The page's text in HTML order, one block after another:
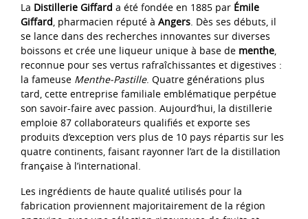
La Distillerie Giffard a été fondée en 1885 par Émile
Giffard, pharmacien réputé à Angers. Dès ses débuts, il
se lance dans des recherches innovantes sur diverses
boissons et crée une liqueur unique à base de menthe,
reconnue pour ses vertus rafraîchissantes et digestives :
la fameuse Menthe-Pastille. Quatre générations plus
tard, cette entreprise familiale emblématique perpétue
son savoir-faire avec passion. Aujourd’hui, la distillerie
emploie 87 collaborateurs qualifiés et exporte ses
produits d’exception vers plus de 10 pays répartis sur les
quatre continents, faisant rayonner l’art de la distillation
française à l’international.
Les ingrédients de haute qualité utilisés pour la
fabrication proviennent majoritairement de la région